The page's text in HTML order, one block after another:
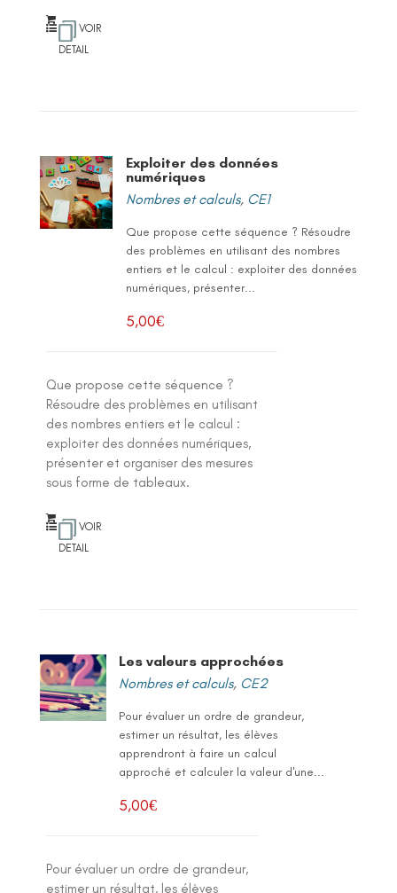
VOIR
DETAIL
Exploiter des données
numériques
Nombres et calculs, CE1
Que propose cette séquence ? Résoudre
des problèmes en utilisant des nombres
entiers et le calcul : exploiter des données
numériques, présenter...
5,00€
Que propose cette séquence ?
Résoudre des problèmes en utilisant
des nombres entiers et le calcul :
exploiter des données numériques,
présenter et organiser des mesures
sous forme de tableaux.
VOIR
DETAIL
Les valeurs approchées
Nombres et calculs, CE2
Pour évaluer un ordre de grandeur,
estimer un résultat, les élèves
apprendront à faire un calcul
approché et calculer la valeur d'une...
5,00€
Pour évaluer un ordre de grandeur,
estimer un résultat, les élèves